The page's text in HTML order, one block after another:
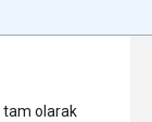
tam olarak